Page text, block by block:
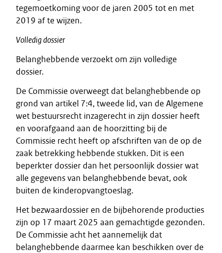
tegemoetkoming voor de jaren 2005 tot en met
2019 af te wijzen.
Volledig dossier
Belanghebbende verzoekt om zijn volledige
dossier.
De Commissie overweegt dat belanghebbende op
grond van artikel 7:4, tweede lid, van de Algemene
wet bestuursrecht inzagerecht in zijn dossier heeft
en voorafgaand aan de hoorzitting bij de
Commissie recht heeft op afschriften van de op de
zaak betrekking hebbende stukken. Dit is een
beperkter dossier dan het persoonlijk dossier wat
alle gegevens van belanghebbende bevat, ook
buiten de kinderopvangtoeslag.
Het bezwaardossier en de bijbehorende producties
zijn op 17 maart 2025 aan gemachtigde gezonden.
De Commissie acht het aannemelijk dat
belanghebbende daarmee kan beschikken over de